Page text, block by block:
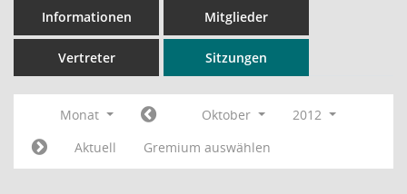
Informationen Mitglieder
Vertreter Sitzungen
Monat Oktober
2012
Aktuell
Gremium auswählen